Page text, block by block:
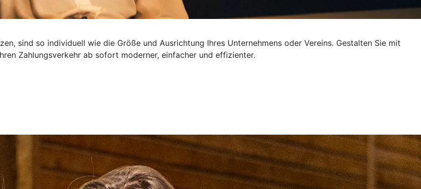
sind so individuell wie die Größe und Ausrichtung Ihres Unternehmens oder Vereins. Gestalten Sie mit
Zahlungsverkehr ab sofort moderner, einfacher und effizienter.